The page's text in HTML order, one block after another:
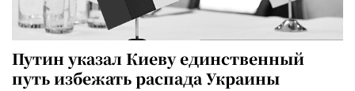
Путин указал Киеву единственный
путь избежать распада Украины